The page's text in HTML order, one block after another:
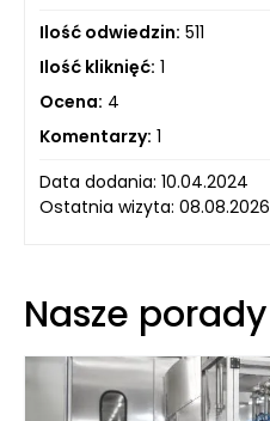
Ilość odwiedzin: 511
Ilość kliknięć: 1
Ocena: 4
Komentarzy: 1
Data dodania: 10.04.2024
Ostatnia wizyta: 08.08.2026
Nasze porady